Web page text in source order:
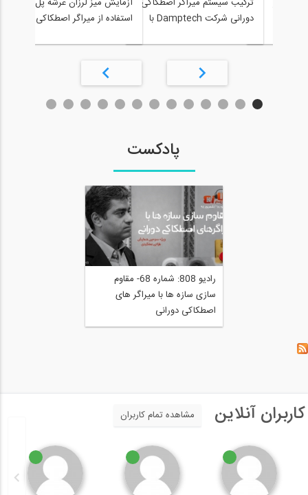
دورانی شرکت Damptech با
استفاده از میراگر اصطکاکی
دانشگاه کیوتو ژاپن.
پادکست
رادیو 808: شماره 68- مقاوم
سازی سازه ها با میراگر های
اصطکاکی دورانی
کاربران آنلاین مشاهده تمام کاربران